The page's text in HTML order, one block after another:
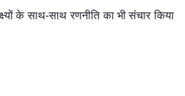
के साथ-साथ रणनीति का भी संचार किया